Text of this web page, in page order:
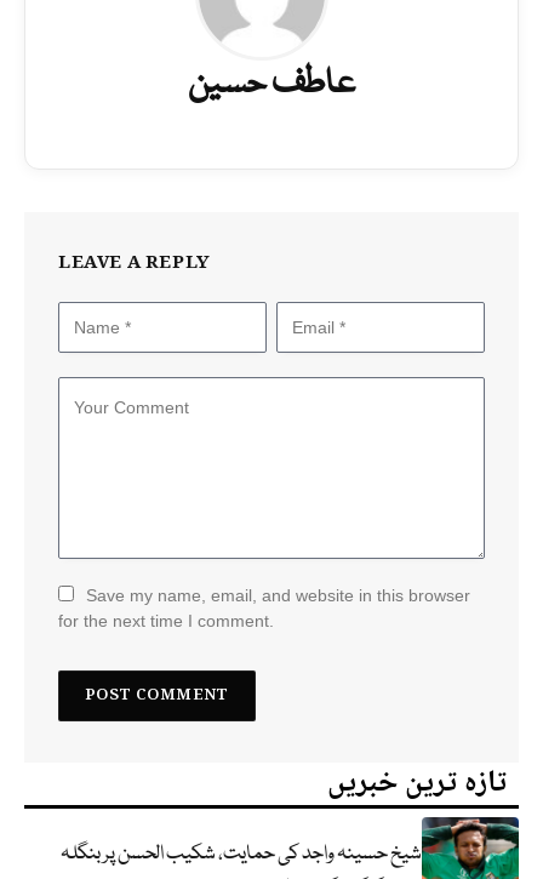
عاطف حسین
LEAVE A REPLY
Save my name, email, and website in this browser
for the next time I comment.
تازہ ترین خبریں
شیخ حسینہ واجد کی حمایت، شکیب الحسن پر بنگلہ